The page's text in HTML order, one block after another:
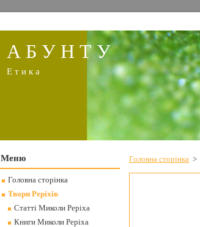
А Б У Н Т У
Е т и к а
Головна сторінка >
Mеню
Головна сторінка
Твори Реріхів
Статті Миколи Реріха
Книги Миколи Реріха